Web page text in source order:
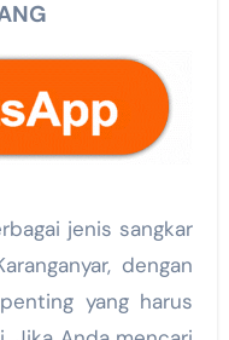
jenis sangkar
dengan
yang harus